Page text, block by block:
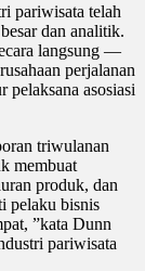
pariwisata telah
dan analitik.
langsung —
perjalanan
pelaksana asosiasi
triwulanan
membuat
produk, dan
pelaku bisnis
”kata Dunn
pariwisata